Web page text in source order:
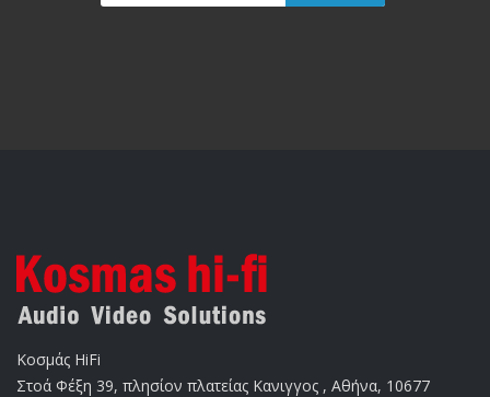
Κοσμάς HiFi
Στοά Φέξη 39, πλησίον πλατείας Κανιγγος , Αθήνα, 10677